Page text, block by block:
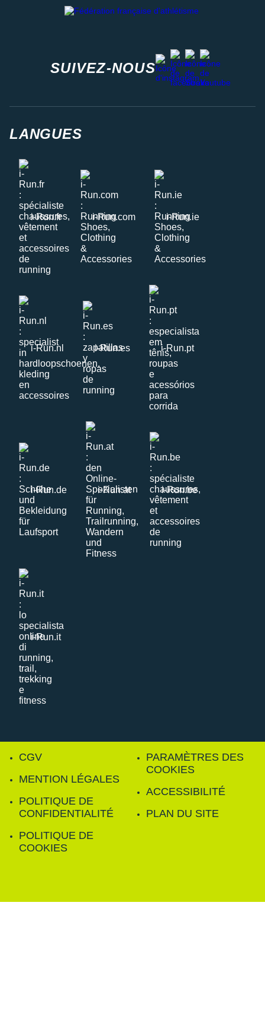
SUIVEZ-NOUS
instagram
facebook
stravayoutube
LANGUES
i-Run.fr i-Run.com i-Run.ie
i-Run.nl i-Run.es i-Run.pt
i-Run.de i-Run.at i-Run.be
i-Run.it
CGV
MENTION LÉGALES
POLITIQUE DE
CONFIDENTIALITÉ
POLITIQUE DE
COOKIES
PARAMÈTRES DES
COOKIES
ACCESSIBILITÉ
PLAN DU SITE